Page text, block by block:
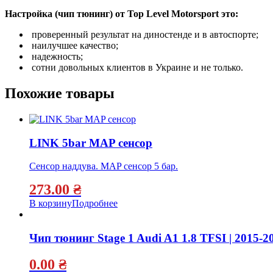
Настройка (чип тюнинг) от Top Level Motorsport это:
проверенный результат на диностенде и в автоспорте;
наилучшее качество;
надежность;
сотни довольных клиентов в Украине и не только.
Похожие товары
LINK 5bar MAP сенсор
Сенсор наддува. MAP сенсор 5 бар.
273.00 ₴
В корзинуПодробнее
Чип тюнинг Stage 1 Audi A1 1.8 TFSI | 2015-
0.00 ₴